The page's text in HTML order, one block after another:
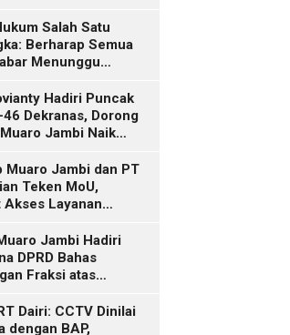
Salah Satu
Berharap Semua
Menunggu
Hadiri Puncak
46 Dekranas, Dorong
Jambi Naik
Muaro Jambi dan PT
Teken MoU,
Akses Layanan
Jambi Hadiri
DPRD Bahas
Fraksi atas
APBD
Dairi: CCTV Dinilai
dengan BAP,